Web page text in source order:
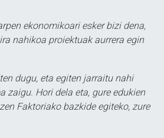
ekonomikoari esker bizi dena,
nahikoa proiektuak aurrera egin
dugu, eta egiten jarraitu nahi
zaigu. Hori dela eta, gure edukien
Faktoriako bazkide egiteko, zure